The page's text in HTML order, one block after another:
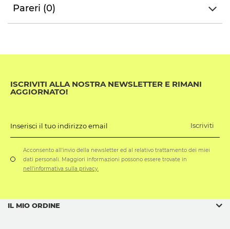
Pareri (0)
ISCRIVITI ALLA NOSTRA NEWSLETTER E RIMANI
AGGIORNATO!
Inserisci il tuo indirizzo email Iscriviti
Acconsento all'invio della newsletter ed al relativo trattamento dei miei
dati personali. Maggiori informazioni possono essere trovate in
nell'informativa sulla privacy.
IL MIO ORDINE